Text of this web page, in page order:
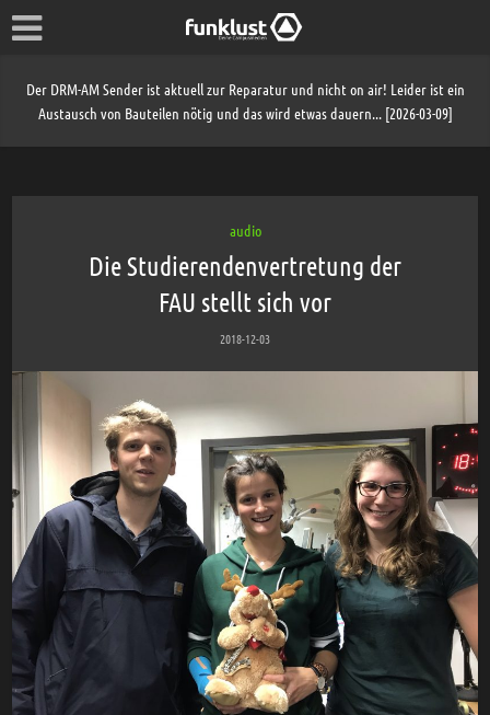
Der DRM-AM Sender ist aktuell zur Reparatur und nicht on air! Leider ist ein
Austausch von Bauteilen nötig und das wird etwas dauern... [2026-03-09]
audio
Die Studierendenvertretung der
FAU stellt sich vor
2018-12-03